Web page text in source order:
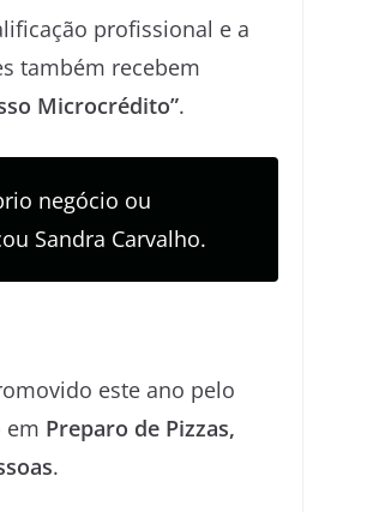
profissional e a
também recebem
Microcrédito”.
negócio ou
Sandra Carvalho.
este ano pelo
em Preparo de Pizzas,
.